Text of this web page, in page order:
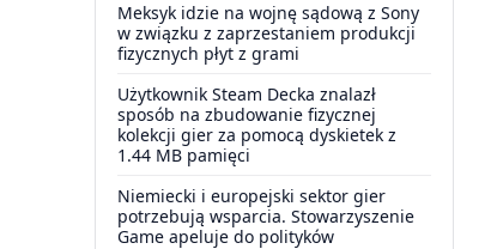
Meksyk idzie na wojnę sądową z Sony
w związku z zaprzestaniem produkcji
fizycznych płyt z grami
Użytkownik Steam Decka znalazł
sposób na zbudowanie fizycznej
kolekcji gier za pomocą dyskietek z
1.44 MB pamięci
Niemiecki i europejski sektor gier
potrzebują wsparcia. Stowarzyszenie
Game apeluje do polityków